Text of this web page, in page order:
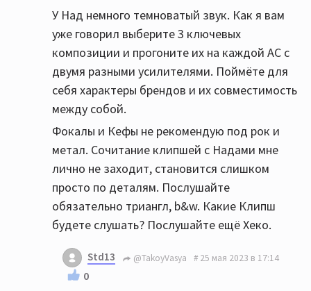
У Над немного темноватый звук. Как я вам
уже говорил выберите 3 ключевых
композиции и прогоните их на каждой АС с
двумя разными усилителями. Поймёте для
себя характеры брендов и их совместимость
между собой.
Фокалы и Кефы не рекомендую под рок и
метал. Сочитание клипшей с Надами мне
лично не заходит, становится слишком
просто по деталям. Послушайте
обязательно триангл, b&w. Какие Клипш
будете слушать? Послушайте ещё Хеко.
Std13 @TakoyVasya 25 мая 2023 в 17:14
0